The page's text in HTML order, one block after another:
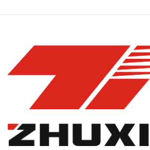
QOG'OZ QOPQOQ